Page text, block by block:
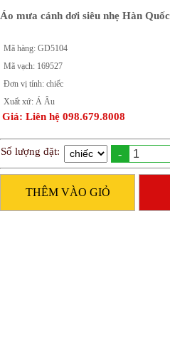
Áo mưa cánh dơi siêu nhẹ Hàn Quốc
Mã hàng: GD5104
Mã vạch: 169527
Đơn vị tính: chiếc
Xuất xứ: Á Âu
Giá: Liên hệ 098.679.8008
Số lượng đặt: -
THÊM VÀO GIỎ